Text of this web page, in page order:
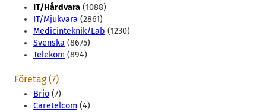
IT/Hårdvara (1088)
IT/Mjukvara (2861)
Medicinteknik/Lab (1230)
Svenska (8675)
Telekom (894)
Företag (7)
Brio (7)
Caretelcom (4)